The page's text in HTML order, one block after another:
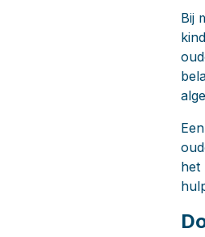
Bij
het